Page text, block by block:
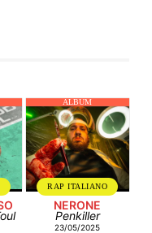
ALBUM
RAP ITALIANO
NERONE
Penkiller
23/05/2025